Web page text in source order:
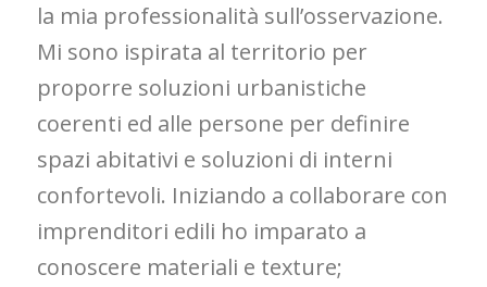
la mia professionalità sull’osservazione.
Mi sono ispirata al territorio per
proporre soluzioni urbanistiche
coerenti ed alle persone per definire
spazi abitativi e soluzioni di interni
confortevoli. Iniziando a collaborare con
imprenditori edili ho imparato a
conoscere materiali e texture;